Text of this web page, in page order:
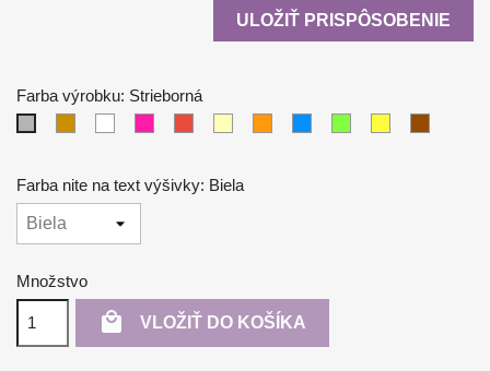
ULOŽIŤ PRISPÔSOBENIE
Farba výrobku: Strieborná
Farba nite na text výšivky: Biela
Množstvo
 VLOŽIŤ DO KOŠÍKA